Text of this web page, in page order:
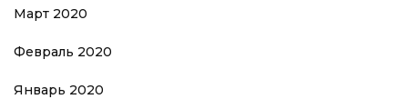
Март 2020
Февраль 2020
Январь 2020